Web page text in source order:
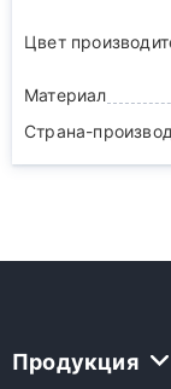
Цвет
Материал
Страна-
Продукция